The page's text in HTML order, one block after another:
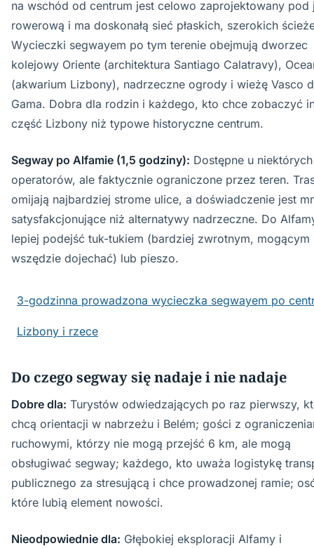
na wschód od centrum jest celowo zaprojektowany pod
rowerową i ma doskonałą sieć płaskich, szerokich
Wycieczki segwayem po tym terenie obejmują dworzec
kolejowy Oriente (architektura Santiago Calatravy),
(akwarium Lizbony), nadrzeczne ogrody i wieżę Vasco
Gama. Dobra dla rodzin i każdego, kto chce zobaczyć
część Lizbony niż typowe historyczne centrum.
Segway po Alfamie (1,5 godziny): Dostępne u niektórych
operatorów, ale faktycznie ograniczone przez teren.
omijają najbardziej strome ulice, a doświadczenie jest
satysfakcjonujące niż alternatywy nadrzeczne. Do
lepiej podejść tuk-tukiem (bardziej zwrotnym, mogącym
wszędzie dojechać) lub pieszo.
3-godzinna prowadzona wycieczka segwayem po
Lizbony i rzece
Do czego segway się nadaje i nie nadaje
Dobre dla: Turystów odwiedzających po raz pierwszy,
chcą orientacji w nabrzeżu i Belém; gości z
ruchowymi, którzy nie mogą przejść 6 km, ale mogą
obsługiwać segway; każdego, kto uważa logistykę
publicznego za stresującą i chce prowadzonej ramie;
które lubią element nowości.
Nieodpowiednie dla: Głębokiej eksploracji Alfamy i